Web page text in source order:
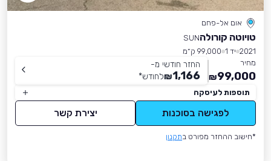
אום אל-פחם
טויוטה קורולהSUN
2021 יד 1
99,000 ק״מ
מחיר
99,000
₪
החזר חודשי מ-
1,166
₪לחודש*
תוספות לעיסקה
לפגישה בסוכנות יצירת קשר
*חישוב ההחזר מפורט בתקנון